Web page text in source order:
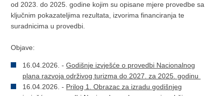
od 2023. do 2025. godine kojim su opisane mjere provedbe sa
ključnim pokazateljima rezultata, izvorima financiranja te
suradnicima u provedbi.
Objave:
16.04.2026. -Godišnje izvješće o provedbi Nacionalnog
plana razvoja održivog turizma do 2027. za 2025. godinu
16.04.2026. - Prilog 1. Obrazac za izradu godišnjeg